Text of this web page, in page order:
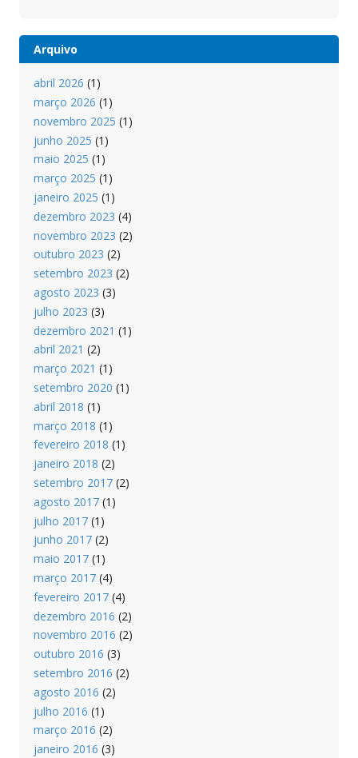
Arquivo
abril 2026 (1)
março 2026 (1)
novembro 2025 (1)
junho 2025 (1)
maio 2025 (1)
março 2025 (1)
janeiro 2025 (1)
dezembro 2023 (4)
novembro 2023 (2)
outubro 2023 (2)
setembro 2023 (2)
agosto 2023 (3)
julho 2023 (3)
dezembro 2021 (1)
abril 2021 (2)
março 2021 (1)
setembro 2020 (1)
abril 2018 (1)
março 2018 (1)
fevereiro 2018 (1)
janeiro 2018 (2)
setembro 2017(2)
agosto 2017(1)
julho 2017(1)
junho 2017(2)
maio 2017(1)
março 2017(4)
fevereiro 2017(4)
dezembro 2016 (2)
novembro 2016 (2)
outubro 2016 (3)
setembro 2016 (2)
agosto 2016 (2)
julho 2016 (1)
março 2016 (2)
janeiro 2016 (3)